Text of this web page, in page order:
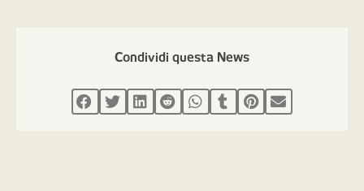
Condividi questa News